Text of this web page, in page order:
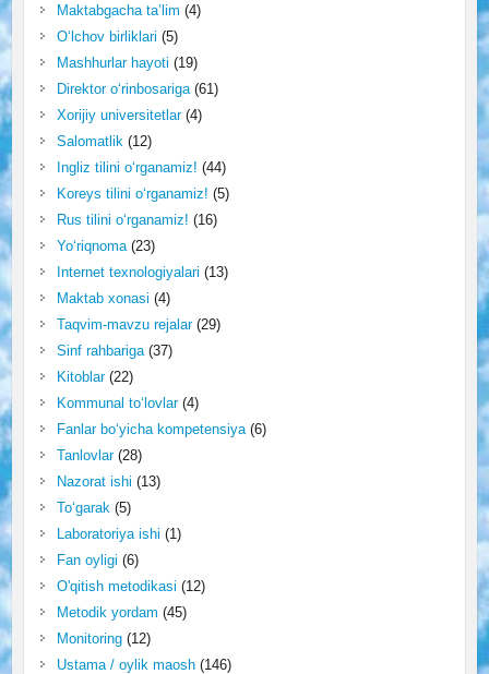
Maktabgacha ta’lim (4)
O‘lchov birliklari (5)
Mashhurlar hayoti (19)
Direktor o‘rinbosariga(61)
Xorijiy universitetlar(4)
Salomatlik (12)
Ingliz tilini o‘rganamiz! (44)
Koreys tilini o‘rganamiz! (5)
Rus tilini o‘rganamiz! (16)
Yo‘riqnoma(23)
Internet texnologiyalari (13)
Maktab xonasi (4)
Taqvim-mavzu rejalar(29)
Sinf rahbariga(37)
Kitoblar(22)
Kommunal to‘lovlar(4)
Fanlar bo‘yicha kompetensiya(6)
Tanlovlar(28)
Nazorat ishi (13)
To‘garak (5)
Laboratoriya ishi (1)
Fan oyligi (6)
O'qitish metodikasi (12)
Metodik yordam (45)
Monitoring(12)
Ustama / oylik maosh(146)